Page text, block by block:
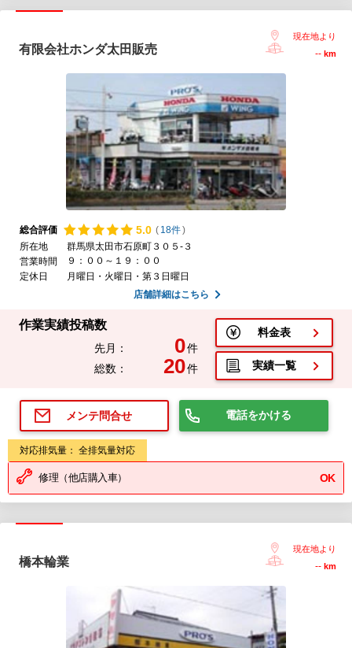
有限会社ホンダ太田販売
現在地より
-- km
総合評価 5.0 ( 18件)
所在地
群馬県太田市石原町３０５-３
営業時間
９：００～１９：００
定休日
月曜日・火曜日・第３日曜日
店舗詳細はこちら
作業実績投稿数
先月： 0件
総数：
20件
料金表
実績一覧
メンテ問合せ 電話をかける
対応排気量： 全排気量対応
修理（他店購入車） OK
橋本輪業
現在地より
-- km